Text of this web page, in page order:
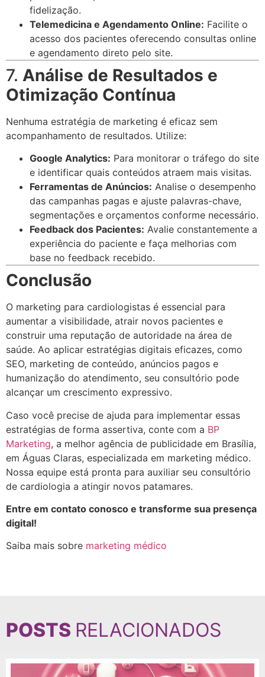
fidelização.
Telemedicina e Agendamento Online: Facilite o
acesso dos pacientes oferecendo consultas online
e agendamento direto pelo site.
7. Análise de Resultados e
Otimização Contínua
Nenhuma estratégia de marketing é eficaz sem
acompanhamento de resultados. Utilize:
Google Analytics: Para monitorar o tráfego do site
e identificar quais conteúdos atraem mais visitas.
Ferramentas de Anúncios: Analise o desempenho
das campanhas pagas e ajuste palavras-chave,
segmentações e orçamentos conforme necessário.
Feedback dos Pacientes: Avalie constantemente a
experiência do paciente e faça melhorias com
base no feedback recebido.
Conclusão
O marketing para cardiologistas é essencial para
aumentar a visibilidade, atrair novos pacientes e
construir uma reputação de autoridade na área de
saúde. Ao aplicar estratégias digitais eficazes, como
SEO, marketing de conteúdo, anúncios pagos e
humanização do atendimento, seu consultório pode
alcançar um crescimento expressivo.
Caso você precise de ajuda para implementar essas
estratégias de forma assertiva, conte com a BP
Marketing, a melhor agência de publicidade em Brasília,
em Águas Claras, especializada em marketing médico.
Nossa equipe está pronta para auxiliar seu consultório
de cardiologia a atingir novos patamares.
Entre em contato conosco e transforme sua presença
digital!
Saiba mais sobre marketing médico
POSTS RELACIONADOS